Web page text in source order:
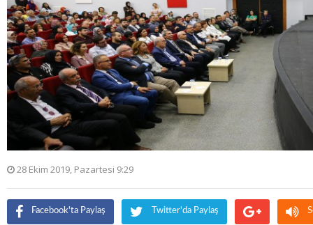
28 Ekim 2019, Pazartesi 9:29
Facebook'ta Paylaş Twitter'da Paylaş